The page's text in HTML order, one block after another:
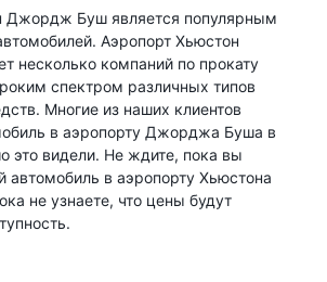
Джордж Буш является популярным
Аэропорт Хьюстон
несколько компаний по прокату
спектром различных типов
Многие из наших клиентов
в аэропорту Джорджа Буша в
это видели. Не ждите, пока вы
автомобиль в аэропорту Хьюстона
не узнаете, что цены будут